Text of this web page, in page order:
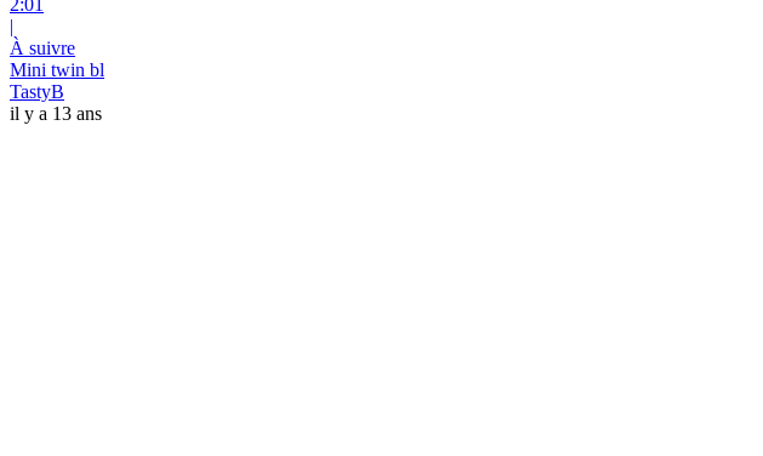
2:01
|
À suivre
Mini twin bl
TastyB
il y a 13 ans